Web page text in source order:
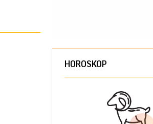
HOROSKOP